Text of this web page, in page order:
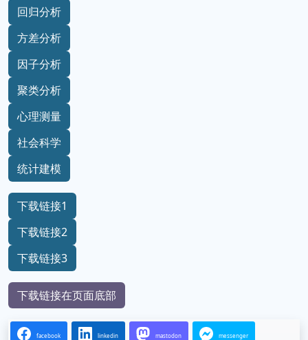
回归分析
方差分析
因子分析
聚类分析
心理测量
社会科学
统计建模
下载链接1
下载链接2
下载链接3
下载链接在页面底部
facebook linkedin mastodon messenger